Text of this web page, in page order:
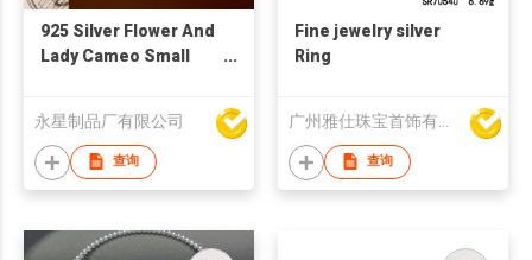
925 Silver Flower And
Lady Cameo Small
永星制品厂有限公司
查询
Fine jewelry silver
Ring
查询